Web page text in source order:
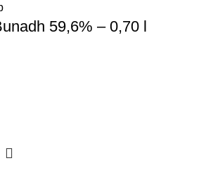
59,6% – 0,70 l